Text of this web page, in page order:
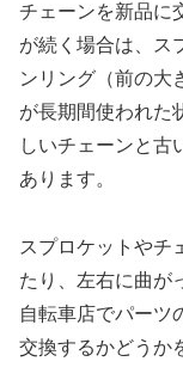
チェーンを新品に
が続く場合は、ス
ンリング（前の大
が長期間使われた
しいチェーンと古
あります。
スプロケットやチ
たり、左右に曲が
自転車店でパーツ
交換するかどうか